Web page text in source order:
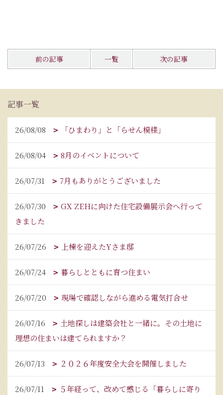
前の記事 一覧 次の記事
記事一覧
26/08/08 「ひまわり」と「らせん模様」
26/08/04 8月のイベントについて
26/07/31 7月もありがとうございました
26/07/30
GX ZEHに向けた住宅設備展示会へ行って
きました
26/07/26 上棟を迎えたYさま邸
26/07/24 暮らしとともに育つ住まい
26/07/20 現場で確認しながら進める電気打合せ
26/07/16
土地探しは建築会社と一緒に。その土地に
理想の住まいは建てられますか？
26/07/13 ２０２６年度安全大会を開催しました
26/07/11
５年経って、改めて感じる「暮らしに寄り